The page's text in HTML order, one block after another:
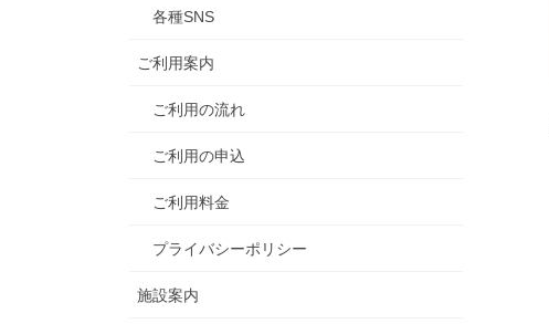
各種SNS
ご利用案内
ご利用の流れ
ご利用の申込
ご利用料金
プライバシーポリシー
施設案内